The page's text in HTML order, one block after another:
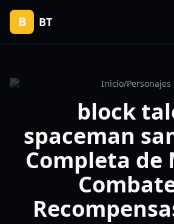
B BT
Inicio/Personajes
block
spaceman
Completa de